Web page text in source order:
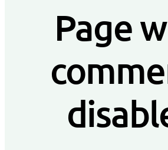
Page